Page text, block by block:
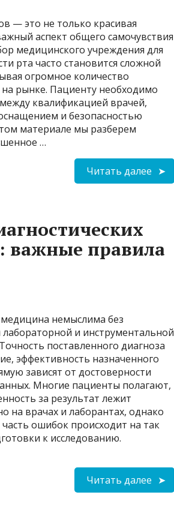
— это не только красивая
аспект общего самочувствия
медицинского учреждения для
рта часто становится сложной
огромное количество
рынке. Пациенту необходимо
квалификацией врачей,
и безопасностью
материале мы разберем
…
Читать далее
важные правила
немыслима без
лабораторной и инструментальной
поставленного диагноза
эффективность назначенного
зависят от достоверности
Многие пациенты полагают,
за результат лежит
на врачах и лаборантах, однако
ошибок происходит на так
к исследованию.
Читать далее